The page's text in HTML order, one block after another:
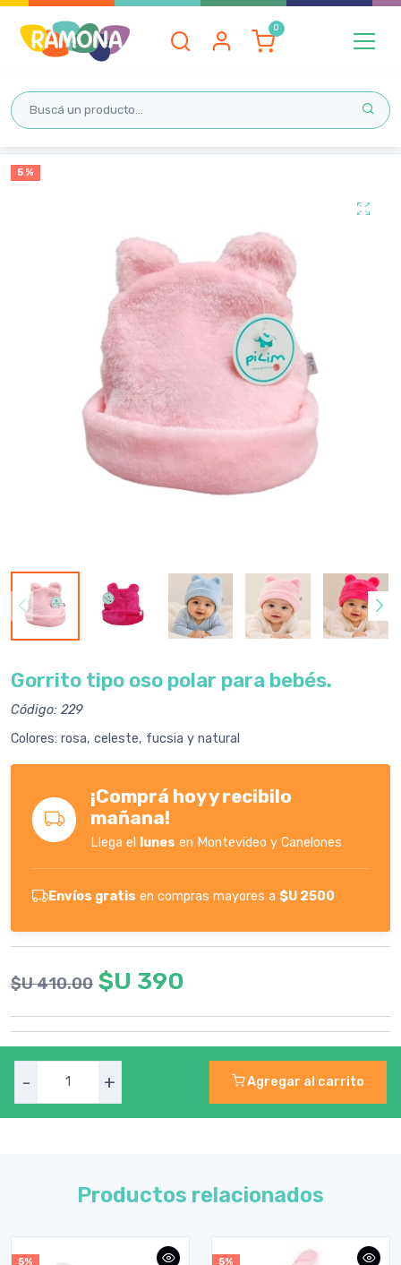
5 %
Gorrito tipo oso polar para bebés.
Código: 229
Colores: rosa, celeste, fucsia y natural
¡Comprá hoy y recibilo
mañana!
Llega el lunes en Montevideo y Canelones
Envíos gratis en compras mayores a $U 2500
$U 410.00 $U 390
- + Agregar al carrito
Productos relacionados
5% 5%